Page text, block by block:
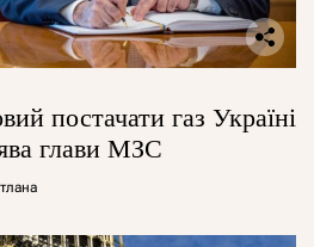
постачати газ Україні
глави МЗС